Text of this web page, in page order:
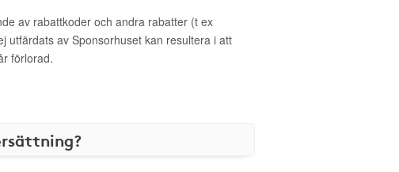
av rabattkoder och andra rabatter (t ex
utfärdats av Sponsorhuset kan resultera i att
förlorad.